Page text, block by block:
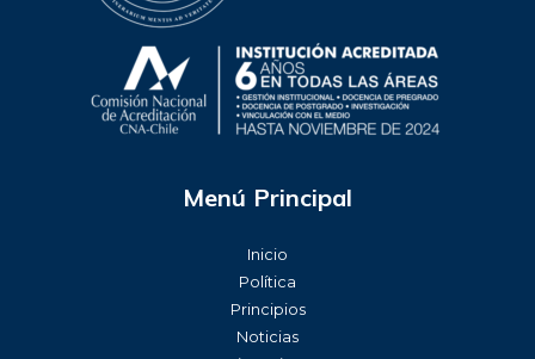
Menú Principal
Inicio
Política
Principios
Noticias